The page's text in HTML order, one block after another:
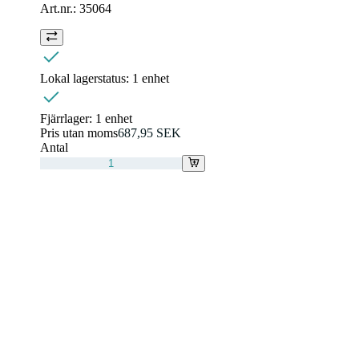
Art.nr.: 35064
Lokal lagerstatus: 1 enhet
Fjärrlager: 1 enhet
Pris utan moms687,95 SEK
Antal